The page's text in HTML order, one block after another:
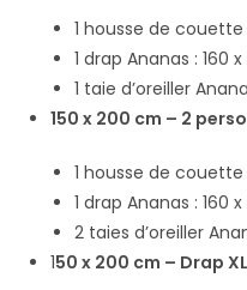
1 housse de couette
1 drap Ananas : 160
1 taie d’oreiller
150 x 200 cm – 2
1 housse de couette
1 drap Ananas : 160
2 taies d’oreiller
150 x 200 cm – Drap XL